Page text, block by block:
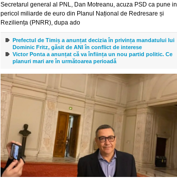
Secretarul general al PNL, Dan Motreanu, acuza PSD ca pune in
pericol miliarde de euro din Planul Național de Redresare și
Reziliența (PNRR), dupa ado
Prefectul de Timiș a anunțat decizia în privința mandatului lui
Dominic Fritz, găsit de ANI în conflict de interese
Victor Ponta a anunțat că va înființa un nou partid politic. Ce
planuri mari are în următoarea perioadă